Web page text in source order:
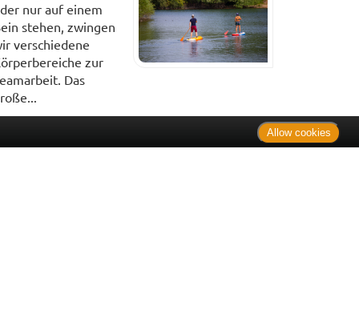
nur auf einem
stehen, zwingen
verschiedene
zur
Das
Allow cookies